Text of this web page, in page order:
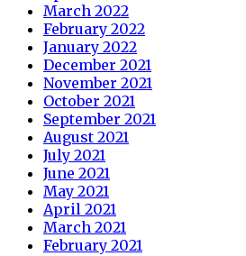
March 2022
February 2022
January 2022
December 2021
November 2021
October 2021
September 2021
August 2021
July 2021
June 2021
May 2021
April 2021
March 2021
February 2021